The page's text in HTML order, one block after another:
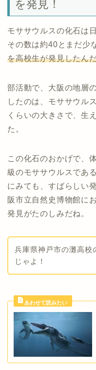
を発見！
モササウルスの化石は
その数は約40とまだ少
を高校生が発見したん
部活動で、大阪の地層
したのは、モササウル
くらいの大きさで、生
た。
この化石のおかげで、
級のモササウルスであ
にみても、すばらしい
阪市立自然史博物館に
発見がたのしみだね。
兵庫県神戸市の灘高校
じゃよ！